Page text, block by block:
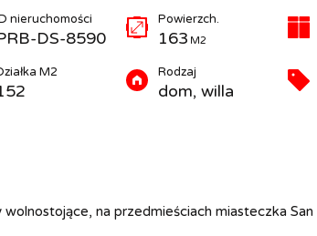
nieruchomości
DS-8590
Powierzch.
163 M2
M2 Rodzaj
dom, willa
wolnostojące, na przedmieściach miasteczka San
wolnostojąca na wzniesieniu
258M2 4